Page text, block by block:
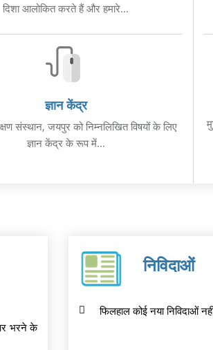
दिशा आलोकित करते हैं और हमारे...
ज्ञान केंद्र
संस्थान, जयपुर को निम्नलिखित विषयों के लिए
ज्ञान केंद्र के रूप में...
भरने के
निविदाओं
फिलहाल कोई नया निविदाओं